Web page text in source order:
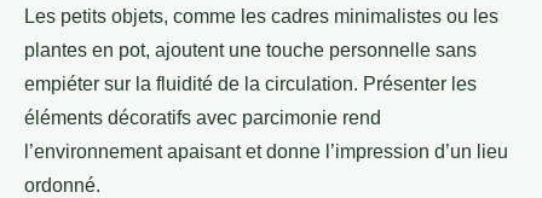
Les petits objets, comme les cadres minimalistes ou les
plantes en pot, ajoutent une touche personnelle sans
empiéter sur la fluidité de la circulation. Présenter les
éléments décoratifs avec parcimonie rend
l’environnement apaisant et donne l’impression d’un lieu
ordonné.